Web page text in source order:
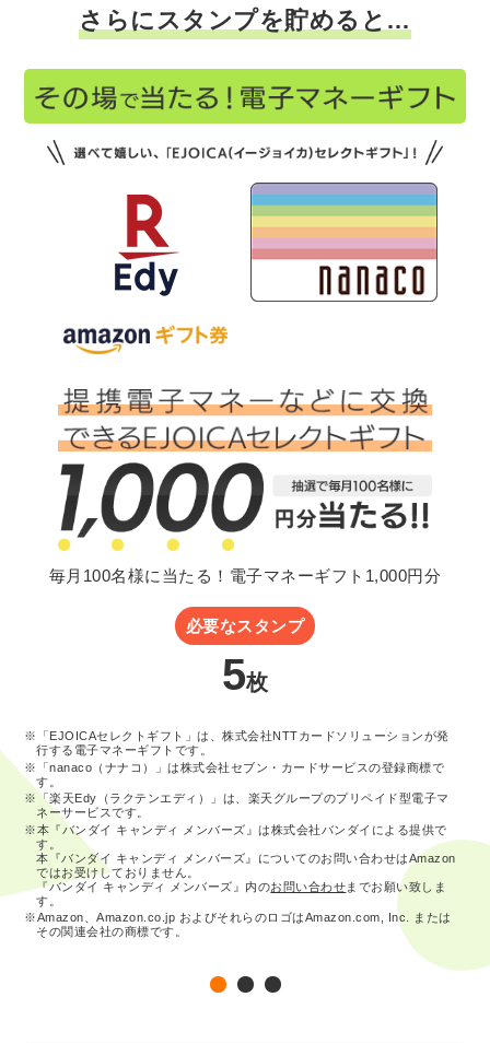
さらにスタンプを貯めると…
毎月100名様に当たる！電子マネーギフト1,000円分
必要なスタンプ
5枚
※「EJOICAセレクトギフト」は、株式会社NTTカードソリューションが発
行する電子マネーギフトです。
※「nanaco（ナナコ）」は株式会社セブン・カードサービスの登録商標で
す。
※「楽天Edy（ラクテンエディ）」は、楽天グループのプリペイド型電子マ
ネーサービスです。
※本『バンダイ キャンディ メンバーズ』は株式会社バンダイによる提供で
す。
本『バンダイ キャンディ メンバーズ』についてのお問い合わせはAmazon
ではお受けしておりません。
『バンダイ キャンディ メンバーズ』内のお問い合わせまでお願い致しま
す。
※Amazon、Amazon.co.jp およびそれらのロゴはAmazon.com, Inc. または
その関連会社の商標です。